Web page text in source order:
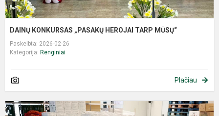
DAINŲ KONKURSAS „PASAKŲ HEROJAI TARP MŪSŲ“
Paskelbta: 2026-02-26
Kategorija: Renginiai
Plačiau